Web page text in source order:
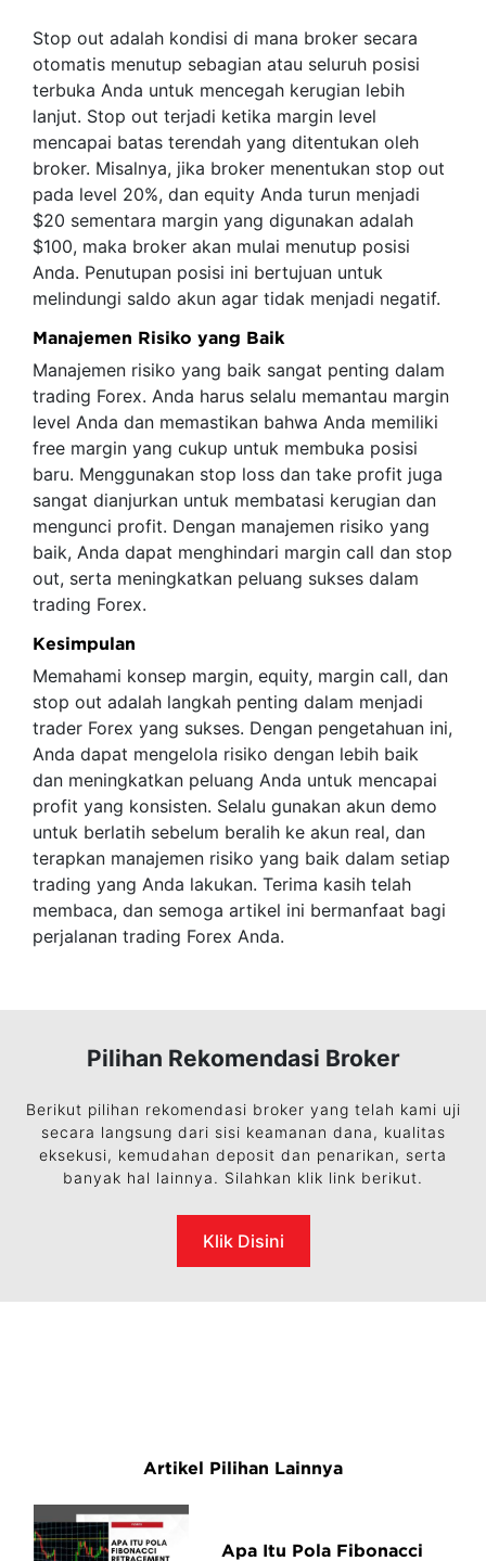
Stop out adalah kondisi di mana broker secara
otomatis menutup sebagian atau seluruh posisi
terbuka Anda untuk mencegah kerugian lebih
lanjut. Stop out terjadi ketika margin level
mencapai batas terendah yang ditentukan oleh
broker. Misalnya, jika broker menentukan stop out
pada level 20%, dan equity Anda turun menjadi
$20 sementara margin yang digunakan adalah
$100, maka broker akan mulai menutup posisi
Anda. Penutupan posisi ini bertujuan untuk
melindungi saldo akun agar tidak menjadi negatif.
Manajemen Risiko yang Baik
Manajemen risiko yang baik sangat penting dalam
trading Forex. Anda harus selalu memantau margin
level Anda dan memastikan bahwa Anda memiliki
free margin yang cukup untuk membuka posisi
baru. Menggunakan stop loss dan take profit juga
sangat dianjurkan untuk membatasi kerugian dan
mengunci profit. Dengan manajemen risiko yang
baik, Anda dapat menghindari margin call dan stop
out, serta meningkatkan peluang sukses dalam
trading Forex.
Kesimpulan
Memahami konsep margin, equity, margin call, dan
stop out adalah langkah penting dalam menjadi
trader Forex yang sukses. Dengan pengetahuan ini,
Anda dapat mengelola risiko dengan lebih baik
dan meningkatkan peluang Anda untuk mencapai
profit yang konsisten. Selalu gunakan akun demo
untuk berlatih sebelum beralih ke akun real, dan
terapkan manajemen risiko yang baik dalam setiap
trading yang Anda lakukan. Terima kasih telah
membaca, dan semoga artikel ini bermanfaat bagi
perjalanan trading Forex Anda.
Pilihan Rekomendasi Broker
Berikut pilihan rekomendasi broker yang telah kami uji
secara langsung dari sisi keamanan dana, kualitas
eksekusi, kemudahan deposit dan penarikan, serta
banyak hal lainnya. Silahkan klik link berikut.
Klik Disini
Artikel Pilihan Lainnya
Apa Itu Pola Fibonacci